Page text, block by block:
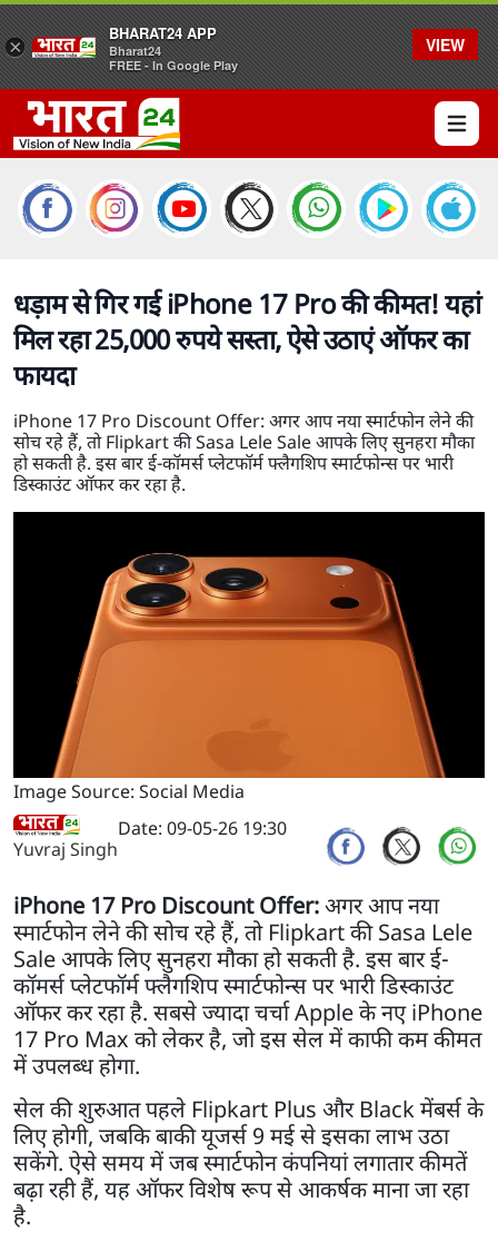
Open
धड़ाम से गिर गई iPhone 17 Pro की कीमत! यहां
मिल रहा 25,000 रुपये सस्ता, ऐसे उठाएं ऑफर का
फायदा
iPhone 17 Pro Discount Offer: अगर आप नया स्मार्टफोन लेने की
सोच रहे हैं, तो Flipkart की Sasa Lele Sale आपके लिए सुनहरा मौका
हो सकती है. इस बार ई-कॉमर्स प्लेटफॉर्म फ्लैगशिप स्मार्टफोन्स पर भारी
डिस्काउंट ऑफर कर रहा है.
Image Source: Social Media
Yuvraj Singh
Date: 09-05-26 19:30
iPhone 17 Pro Discount Offer:अगर आप नया
स्मार्टफोन लेने की सोच रहे हैं, तो Flipkart की Sasa Lele
Sale आपके लिए सुनहरा मौका हो सकती है. इस बार ई-
कॉमर्स प्लेटफॉर्म फ्लैगशिप स्मार्टफोन्स पर भारी डिस्काउंट
ऑफर कर रहा है. सबसे ज्यादा चर्चा Apple के नए iPhone
17 Pro Max को लेकर है, जो इस सेल में काफी कम कीमत
में उपलब्ध होगा.
सेल की शुरुआत पहले Flipkart Plus और Black मेंबर्स के
लिए होगी, जबकि बाकी यूजर्स 9 मई से इसका लाभ उठा
सकेंगे. ऐसे समय में जब स्मार्टफोन कंपनियां लगातार कीमतें
बढ़ा रही हैं, यह ऑफर विशेष रूप से आकर्षक माना जा रहा
है.
×
BHARAT24 APP
Bharat24
FREE - In Google Play
VIEW